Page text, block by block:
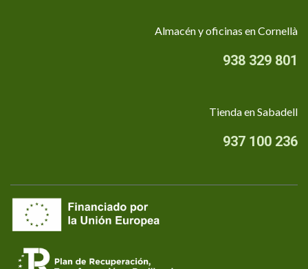
Almacén y oficinas en Cornellà
938 329 801
Tienda en Sabadell
937 100 236